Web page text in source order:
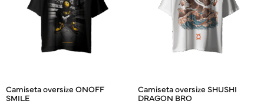
Camiseta oversize ONOFF
SMILE
Camiseta oversize SHUSHI
DRAGON BRO